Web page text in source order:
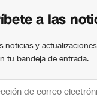
a las
noticias y
tu bandeja de entrada.